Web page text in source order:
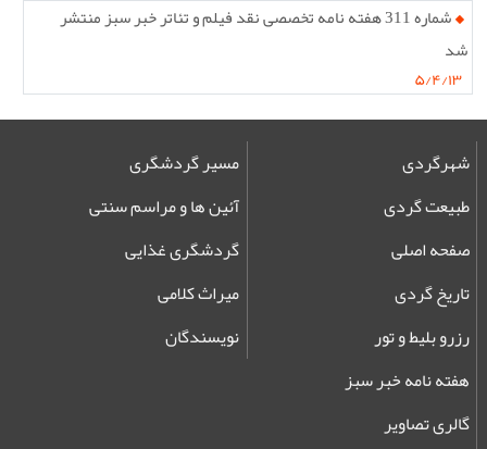
شماره 311 هفته نامه تخصصی نقد فیلم و تئاتر خبر سبز منتشر
شد
۵/۴/۱۳
شهرگردی
طبیعت گردی
صفحه اصلی
تاریخ گردی
مسیر گردشگری
آئین ها و مراسم سنتی
گردشگری غذایی
میراث کلامی
رزرو بلیط و تور
هفته نامه خبر سبز
گالری تصاویر
نویسندگان